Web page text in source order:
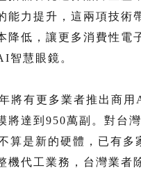
能力提升，這兩項技術
降低，讓更多消費性電
智慧眼鏡。
將有更多業者推出商用
將達到950萬副。對台
算是新的硬體，已有多
機代工業務，台灣業者